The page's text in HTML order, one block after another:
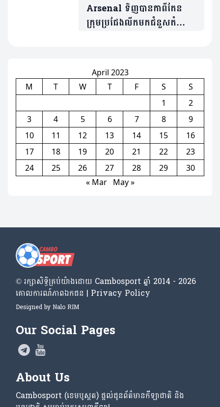
Arsenal ទិញបានកាពីតែន
ក្រុមប្រជែងលីកមកជំនួសតំណែង
April 2023
M
T W T F S
S
1
2
3
4 5 6 7 8
9
10
11 12 13 14 15
16
17
18 19 20 21 22
23
24
25 26 27 28 29
30
« Mar
May »
© រក្សា​សិទ្ធិ​គ្រប់​យ៉ាង​ដោយ​ Cambosport ឆ្នាំ 2014 - 2026
គោលការណ៍​ភាព​ឯកជន | Privacy Policy
Designed by Nalo RIM
Our Social Pages
About Us
Cambosport (ខេមបូស្ពត) ផ្តល់ជូនព័ត៌មានកីឡាជាតិ និង